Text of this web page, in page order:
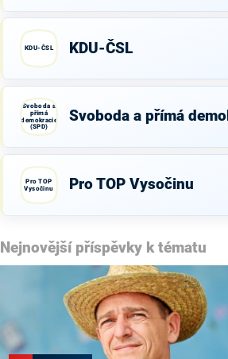
KDU-ČSL KDU-ČSL
Svoboda a
přímá
demokracie
(SPD)
Svoboda a přímá
Pro TOP
Vysočinu
Pro TOP Vysočinu
Nejnovější příspěvky k tématu